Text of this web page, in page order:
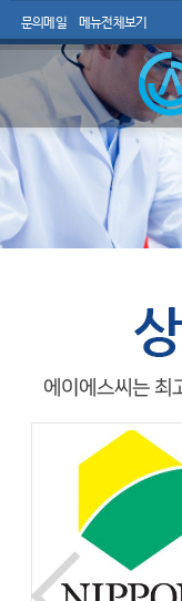
문의메일 메뉴전체보기